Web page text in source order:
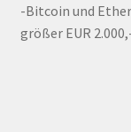
-Bitcoin und
größer EUR